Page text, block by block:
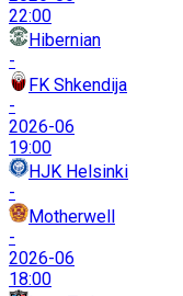
22:00
Hibernian
-
FK Shkendija
-
2026-06
19:00
HJK Helsinki
-
Motherwell
-
2026-06
18:00